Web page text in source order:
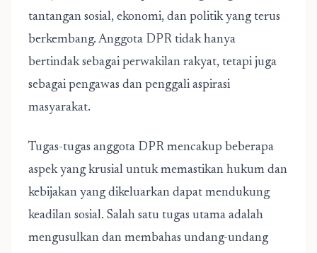
tantangan sosial, ekonomi, dan politik yang terus
berkembang. Anggota DPR tidak hanya
bertindak sebagai perwakilan rakyat, tetapi juga
sebagai pengawas dan penggali aspirasi
masyarakat.
Tugas-tugas anggota DPR mencakup beberapa
aspek yang krusial untuk memastikan hukum dan
kebijakan yang dikeluarkan dapat mendukung
keadilan sosial. Salah satu tugas utama adalah
mengusulkan dan membahas undang-undang